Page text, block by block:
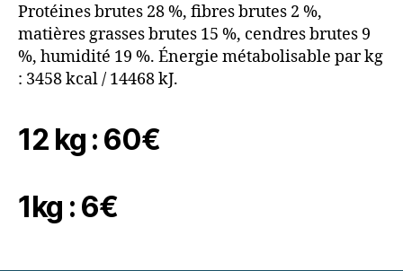
Protéines brutes 28 %, fibres brutes 2 %,
matières grasses brutes 15 %, cendres brutes 9
%, humidité 19 %. Énergie métabolisable par kg
: 3458 kcal / 14468 kJ.
12 kg : 60€
1kg : 6€